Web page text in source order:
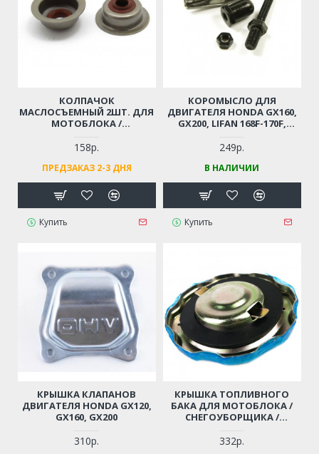
КОЛПАЧОК
МАСЛОСЪЕМНЫЙ 2ШТ. ДЛЯ
МОТОБЛОКА /
LIFAN, LONCIN 160F-170F,
HONDA GX160-GX200
158р.
ПРЕДЗАКАЗ 2-3 ДНЯ
Купить
КОРОМЫСЛО ДЛЯ
ДВИГАТЕЛЯ HONDA GX160,
GX200, LIFAN 168F-170F,
1VK/BC8716
249р.
В НАЛИЧИИ
Купить
КРЫШКА КЛАПАНОВ
ДВИГАТЕЛЯ HONDA GX120,
GX160, GX200
310р.
КРЫШКА ТОПЛИВНОГО
БАКА ДЛЯ МОТОБЛОКА /
СНЕГОУБОРЩИКА /
LIFAN, HUTER, PATROIT
332р.